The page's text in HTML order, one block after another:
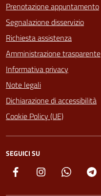
Prenotazione appuntamento
Segnalazione disservizio
Richiesta assistenza
Amministrazione trasparente
Informativa privacy
Note legali
Dichiarazione di accessibilità
Cookie Policy (UE)
SEGUICI SU
Facebook Instagram Whatsapp